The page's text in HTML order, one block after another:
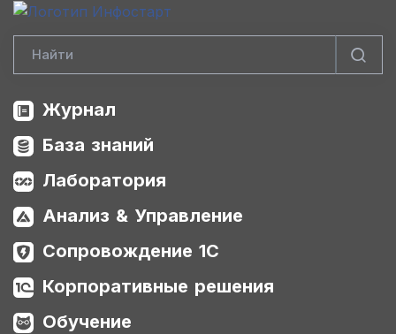
Журнал
База знаний
Лаборатория
Анализ & Управление
Сопровождение 1С
Корпоративные решения
Обучение